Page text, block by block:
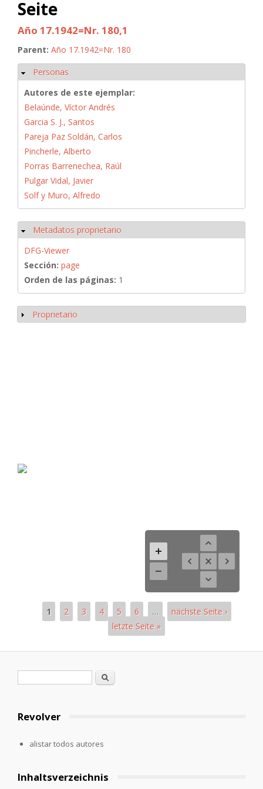
Seite
Año 17.1942=Nr. 180,1
Parent: Año 17.1942=Nr. 180
Ocultar
Personas
Autores de este ejemplar:
Belaúnde, Víctor Andrés
Garcia S. J., Santos
Pareja Paz Soldán, Carlos
Pincherle, Alberto
Porras Barrenechea, Raúl
Pulgar Vidal, Javier
Solf y Muro, Alfredo
Ocultar
Metadatos proprietario
DFG-Viewer
Sección: page
Orden de las páginas: 1
Mostrar
Proprietario
1 2 3 4 5 6 …
nächste Seite ›
letzte Seite »
Formulario de búsqueda
Buscar
Revolver
alistar todos autores
Inhaltsverzeichnis